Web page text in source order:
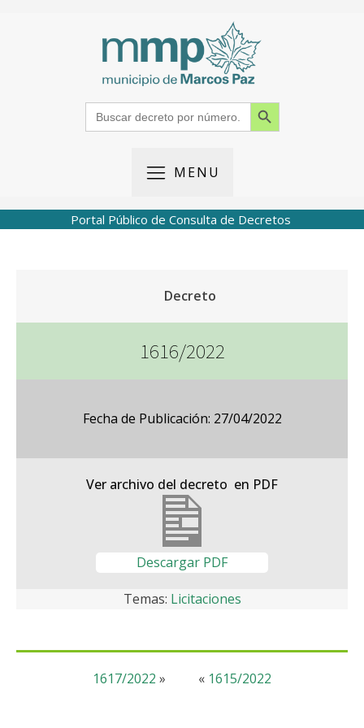
Search
for:
Search Button
MENU
Portal Público de Consulta de Decretos
Decreto
1616/2022
Fecha de Publicación: 27/04/2022
Ver archivo del decreto en PDF
Descargar PDF
Temas: Licitaciones
« 1615/2022
1617/2022 »